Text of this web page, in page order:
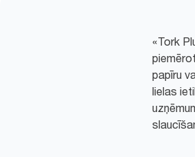
«Tork
papīru
lielas